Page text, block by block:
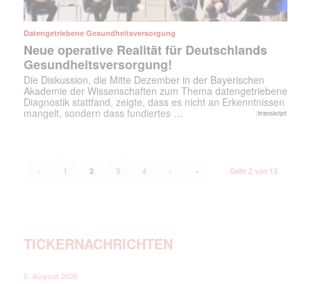
Datengetriebene Gesundheitsversorgung
Neue operative Realität für Deutschlands
Gesundheitsversorgung!
Die Diskussion, die Mitte Dezember in der Bayerischen
Akademie der Wissenschaften zum Thema datengetriebene
Diagnostik stattfand, zeigte, dass es nicht an Erkenntnissen
mangelt, sondern dass fundiertes …
Seite 2 von 13
‹ 1 2 3 4 › »
TICKERNACHRICHTEN
5. August 2026